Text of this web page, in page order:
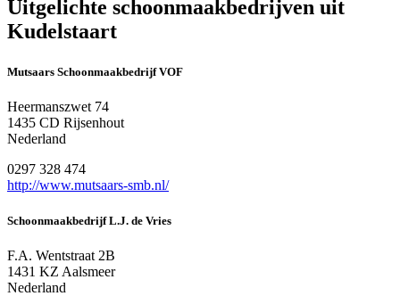
Uitgelichte schoonmaakbedrijven uit
Kudelstaart
Mutsaars Schoonmaakbedrijf VOF
Heermanszwet 74
1435 CD Rijsenhout
Nederland
0297 328 474
http://www.mutsaars-smb.nl/
Schoonmaakbedrijf L.J. de Vries
F.A. Wentstraat 2B
1431 KZ Aalsmeer
Nederland